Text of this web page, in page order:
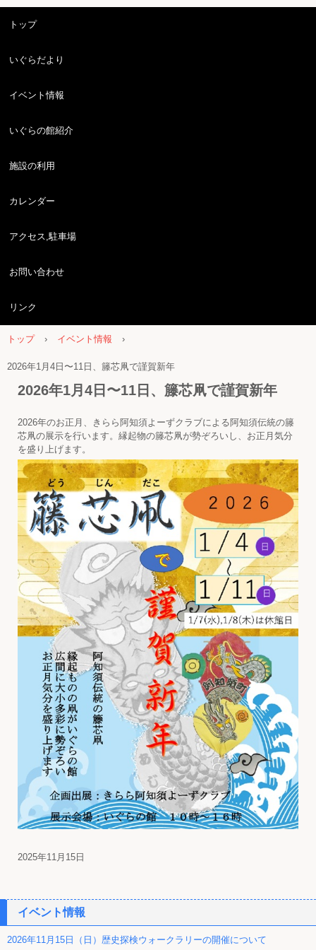
トップ
いぐらだより
イベント情報
いぐらの館紹介
施設の利用
カレンダー
アクセス,駐車場
お問い合わせ
リンク
トップ › イベント情報 ›
2026年1月4日〜11日、籐芯凧で謹賀新年
2026年1月4日〜11日、籐芯凧で謹賀新年
2026年のお正月、きらら阿知須よーずクラブによる阿知須伝統の籐
芯凧の展示を行います。縁起物の籐芯凧が勢ぞろいし、お正月気分
を盛り上げます。
2025年11月15日
イベント情報
2026年11月15日（日）歴史探検ウォークラリーの開催について